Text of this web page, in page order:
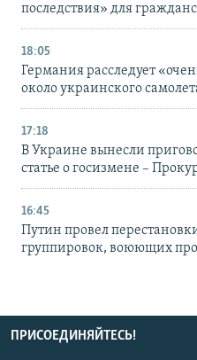
последствия» для
18:05
Германия расследует
около украинского
17:18
В Украине вынесли
статье о госизмене –
16:45
Путин провел
группировок, воюющих
ПРИСОЕДИНЯЙТЕСЬ!